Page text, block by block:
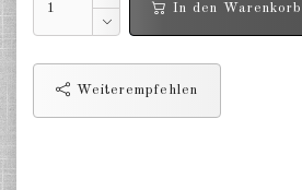
Deutschland Fallschirmjäger
1:285
In den Warenkorb
Weiterempfehlen